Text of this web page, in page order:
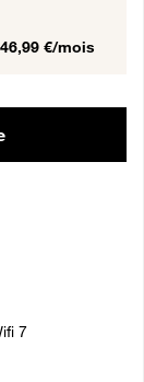
46,99 €/mois
7